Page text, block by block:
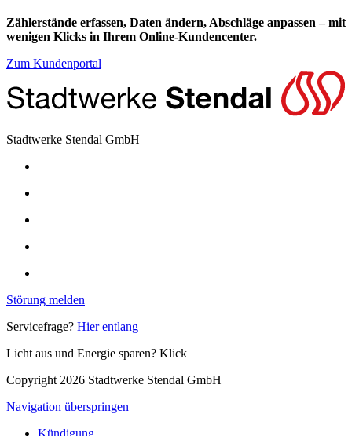
Zählerstände erfassen, Daten ändern, Abschläge anpassen – mit
wenigen Klicks in Ihrem Online-Kundencenter.
Zum Kundenportal
Stadtwerke Stendal GmbH
Störung melden
Servicefrage? Hier entlang
Licht aus und Energie sparen? Klick
Copyright 2026 Stadtwerke Stendal GmbH
Navigation überspringen